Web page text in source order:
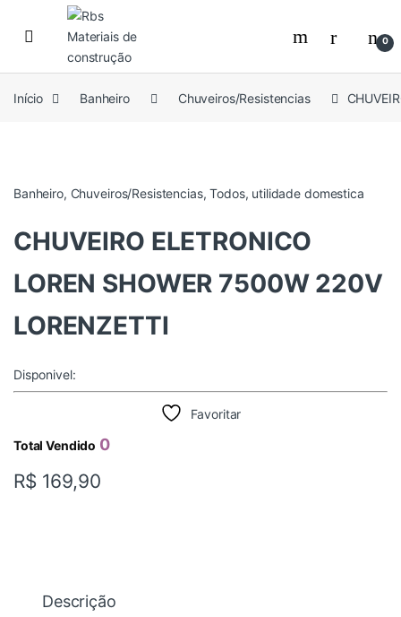
Skip to navigation
Skip to content
0
Início Banheiro Chuveiros/Resistencias
Banheiro, Chuveiros/Resistencias,Todos, utilidade domestica
CHUVEIRO ELETRONICO
LOREN SHOWER 7500W 220V
LORENZETTI
Disponivel:
Favoritar
Total Vendido 0
R$ 169,90
Descrição